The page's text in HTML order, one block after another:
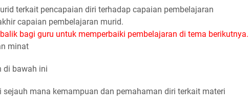
terkait pencapaian diri terhadap capaian pembelajaran
capaian pembelajaran murid.
bagi guru untuk memperbaiki pembelajaran di tema berikutnya.
minat
di bawah ini
sejauh mana kemampuan dan pemahaman diri terkait materi